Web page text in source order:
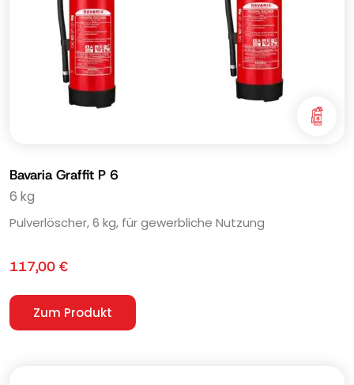
Bavaria Graffit P 6
6 kg
Pulverlöscher, 6 kg, für gewerbliche Nutzung
117,00 €
Zum Produkt